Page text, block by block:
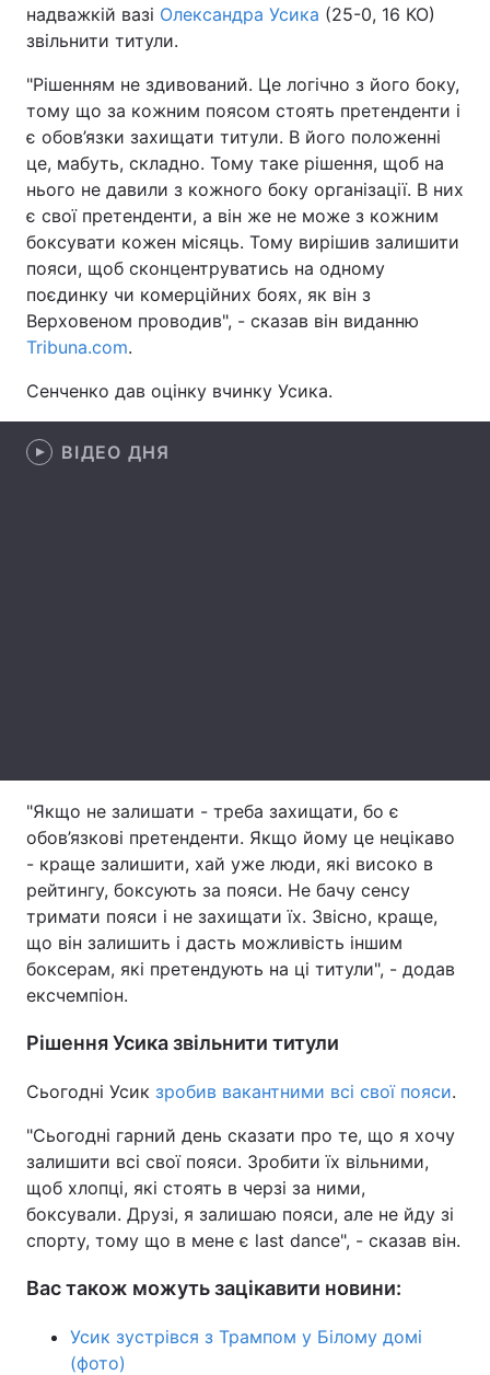
Головна Війна
Економіка Світ
Спорт Наука
Техно і зв'язок Лайт
Здоров'я Туризм
Цікавинки
Екологія Регіони
Лонгріди
Тема оформлення
надважкій вазі Олександра Усика (25-0, 16 КО)
звільнити титули.
"Рішенням не здивований. Це логічно з його боку,
тому що за кожним поясом стоять претенденти і
є обов’язки захищати титули. В його положенні
це, мабуть, складно. Тому таке рішення, щоб на
нього не давили з кожного боку організації. В них
є свої претенденти, а він же не може з кожним
боксувати кожен місяць. Тому вирішив залишити
пояси, щоб сконцентруватись на одному
поєдинку чи комерційних боях, як він з
Верховеном проводив", - сказав він виданню
Tribuna.com.
Сенченко дав оцінку вчинку Усика.
ВІДЕО ДНЯ
"Якщо не залишати - треба захищати, бо є
обов’язкові претенденти. Якщо йому це нецікаво
- краще залишити, хай уже люди, які високо в
рейтингу, боксують за пояси. Не бачу сенсу
тримати пояси і не захищати їх. Звісно, краще,
що він залишить і дасть можливість іншим
боксерам, які претендують на ці титули", - додав
ексчемпіон.
Рішення Усика звільнити титули
Сьогодні Усик зробив вакантними всі свої пояси.
"Сьогодні гарний день сказати про те, що я хочу
залишити всі свої пояси. Зробити їх вільними,
щоб хлопці, які стоять в черзі за ними,
боксували. Друзі, я залишаю пояси, але не йду зі
спорту, тому що в мене є last dance", - сказав він.
Вас також можуть зацікавити новини:
Усик зустрівся з Трампом у Білому домі
(фото)